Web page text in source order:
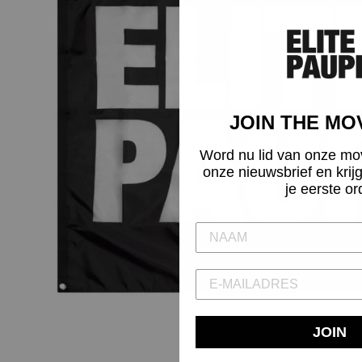
JOIN THE
Word nu lid van onze
onze nieuwsbrief en
je eerste
JOIN